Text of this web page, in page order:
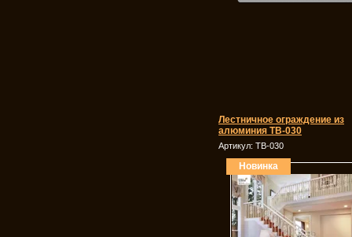
Лестничное ограждение из
алюминия ТВ-030
Артикул: ТВ-030
Новинка